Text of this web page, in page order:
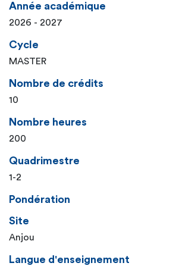
Année académique
2026 - 2027
Cycle
MASTER
Nombre de crédits
10
Nombre heures
200
Quadrimestre
1-2
Pondération
Site
Anjou
Langue d'enseignement